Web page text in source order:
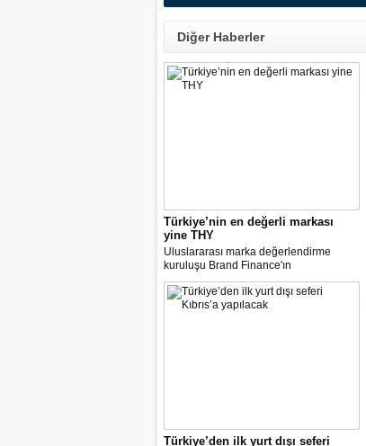
Diğer Haberler
Türkiye’nin en değerli markası
yine THY
Uluslararası marka değerlendirme
kuruluşu Brand Finance'ın
araştırmasına göre Türk Hava Yolları, 2
milyar dolara yaklaşan marka değeriyle
bu yıl da "Türkiye'nin en değerli
Türkiye’den ilk yurt dışı seferi